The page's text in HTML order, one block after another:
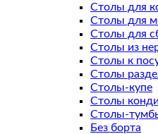
Столы для
Столы для
Столы для
Столы из
Столы к
Столы
Столы-купе
Столы
Столы-
Без борта